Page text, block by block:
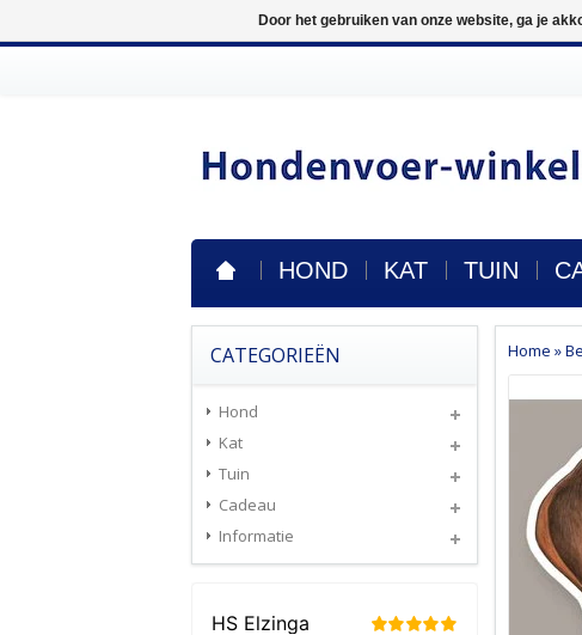
HOND KAT TUIN
Home »
CATEGORIEËN
Hond
Kat
Tuin
Cadeau
Informatie
Door het gebruiken van onze website, ga je